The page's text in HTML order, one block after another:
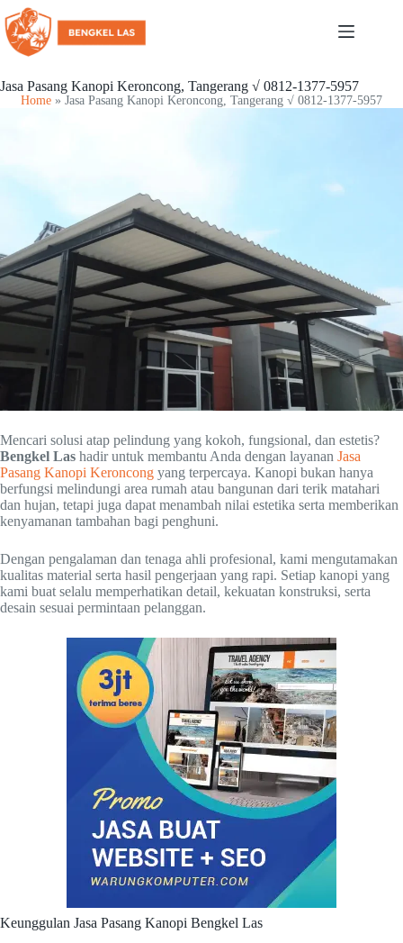
Jasa Pasang Kanopi Keroncong, Tangerang √ 0812-1377-5957
Home » Jasa Pasang Kanopi Keroncong, Tangerang √ 0812-1377-5957
Mencari solusi atap pelindung yang kokoh, fungsional, dan estetis?
Bengkel Las hadir untuk membantu Anda dengan layanan Jasa
Pasang Kanopi Keroncong yang terpercaya. Kanopi bukan hanya
berfungsi melindungi area rumah atau bangunan dari terik matahari
dan hujan, tetapi juga dapat menambah nilai estetika serta memberikan
kenyamanan tambahan bagi penghuni.
Dengan pengalaman dan tenaga ahli profesional, kami mengutamakan
kualitas material serta hasil pengerjaan yang rapi. Setiap kanopi yang
kami buat selalu memperhatikan detail, kekuatan konstruksi, serta
desain sesuai permintaan pelanggan.
Keunggulan Jasa Pasang Kanopi Bengkel Las